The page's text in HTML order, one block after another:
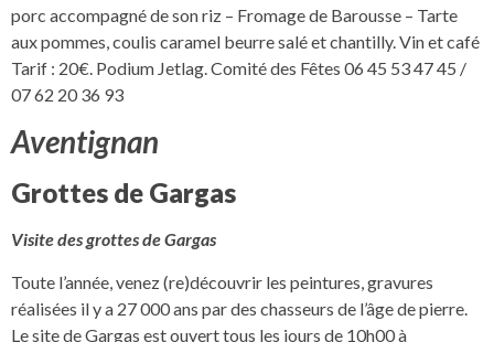
porc accompagné de son riz – Fromage de Barousse – Tarte
aux pommes, coulis caramel beurre salé et chantilly. Vin et café
Tarif : 20€. Podium Jetlag. Comité des Fêtes 06 45 53 47 45 /
07 62 20 36 93
Aventignan
Grottes de Gargas
Visite des grottes de Gargas
Toute l’année, venez (re)découvrir les peintures, gravures
réalisées il y a 27 000 ans par des chasseurs de l’âge de pierre.
Le site de Gargas est ouvert tous les jours de 10h00 à